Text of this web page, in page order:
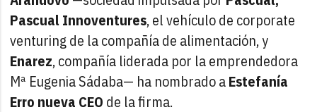
Pascual Innoventures, el vehículo de corporate
venturing de la compañía de alimentación, y
Enarez, compañía liderada por la emprendedora
Mª Eugenia Sádaba— ha nombrado aEstefanía
Erro nueva CEO de la firma.